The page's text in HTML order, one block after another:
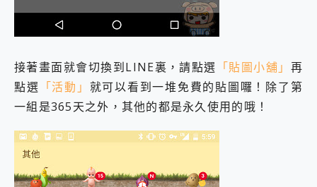
接著畫面就會切換到LINE裏，請點選 「貼圖小舖」 再
點選 「活動」 就可以看到一堆免費的貼圖囉！除了第
一組是365天之外，其他的都是永久使用的哦！